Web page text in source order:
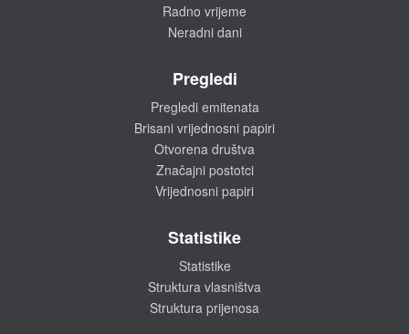
Radno vrijeme
Neradni dani
Pregledi
Pregledi emitenata
Brisani vrijednosni papiri
Otvorena društva
Značajni postotci
Vrijednosni papiri
Statistike
Statistike
Struktura vlasništva
Struktura prijenosa